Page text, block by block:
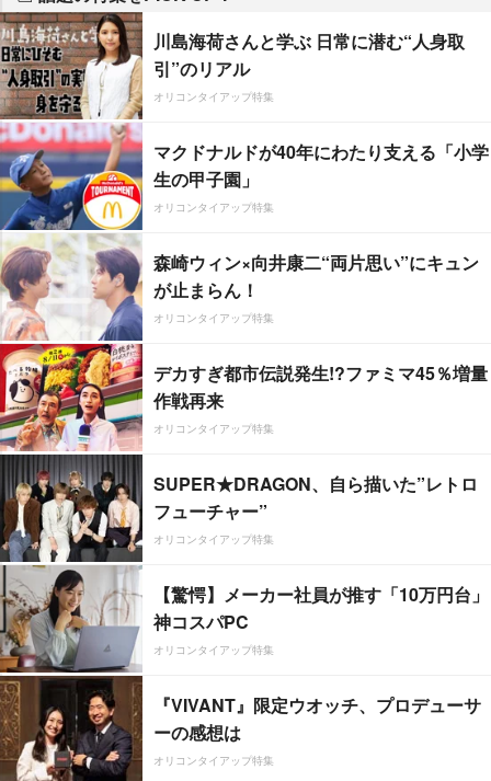
川島海荷さんと学ぶ 日常に潜む“人身取
引”のリアル
オリコンタイアップ特集
マクドナルドが40年にわたり支える「小学
生の甲子園」
オリコンタイアップ特集
森崎ウィン×向井康二“両片思い”にキュン
が止まらん！
オリコンタイアップ特集
デカすぎ都市伝説発生!?ファミマ45％増量
作戦再来
オリコンタイアップ特集
SUPER★DRAGON、自ら描いた”レトロ
フューチャー”
オリコンタイアップ特集
【驚愕】メーカー社員が推す「10万円台」
神コスパPC
オリコンタイアップ特集
『VIVANT』限定ウオッチ、プロデューサ
ーの感想は
オリコンタイアップ特集